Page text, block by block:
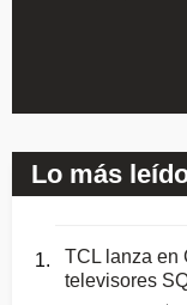
Lo más
TCL lanza en
televisores